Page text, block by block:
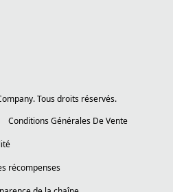
Tous droits réservés.
Conditions Générales De Vente
récompenses